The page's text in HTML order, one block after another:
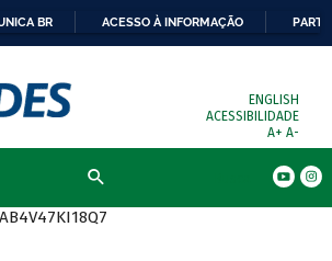
BR ACESSO À INFORMAÇÃO
ENGLISH
ACESSIBILIDADE
A+ A-